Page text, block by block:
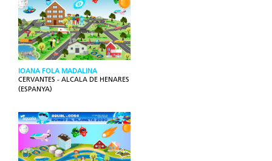
IOANA FOLA MADALINA
CERVANTES - ALCALA DE HENARES
(ESPANYA)